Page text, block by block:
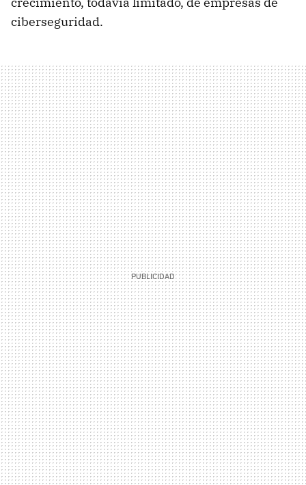
ciberseguridad.